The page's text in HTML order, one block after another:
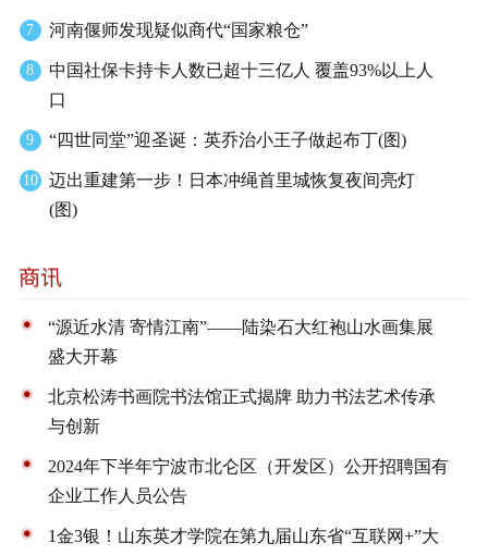
7 河南偃师发现疑似商代“国家粮仓”
8
中国社保卡持卡人数已超十三亿人 覆盖93%以上人
口
9 “四世同堂”迎圣诞：英乔治小王子做起布丁(图)
10
迈出重建第一步！日本冲绳首里城恢复夜间亮灯
(图)
“源近水清 寄情江南”——陆染石大红袍山水画集展
盛大开幕
北京松涛书画院书法馆正式揭牌 助力书法艺术传承
与创新
2024年下半年宁波市北仑区（开发区）公开招聘国有
企业工作人员公告
1金3银！山东英才学院在第九届山东省“互联网+”大